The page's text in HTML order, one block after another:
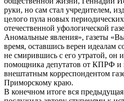
руки, но сам стал учредителем,
целого пула новых
отечественной уфологической
Аномальные явления», газеты
время, оставшись верен идеалам
не смирившись с его утратой, он
помощника депутатов от КПРФ и
внештатным корреспондентом
Приморскому краю.
В конечном итоге вся предыдущая